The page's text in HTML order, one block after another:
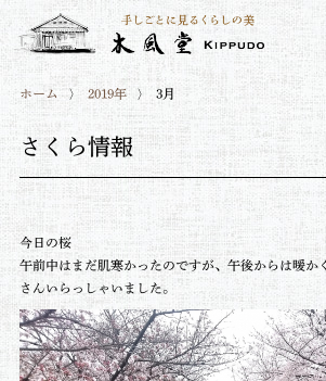
ホーム 2019年 3月
さくら情報
今日の桜
午前中はまだ肌寒かったのですが、午後からは暖か
さんいらっしゃいました。